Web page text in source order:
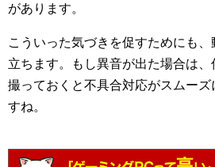
があります。
こういった気づきを促すためにも
立ちます。もし異音が出た場合は
撮っておくと不具合対応がスムー
すね。